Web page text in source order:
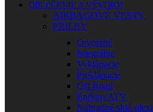
OBLEČENIE A VÝSTROJ
AIRBAGOVÉ VESTY
PRILBY
Otvorené
Integrálne
Vyklápacie
Preklápacie
Off Road
Enduro/ATV
Náhradné sklá-plexi